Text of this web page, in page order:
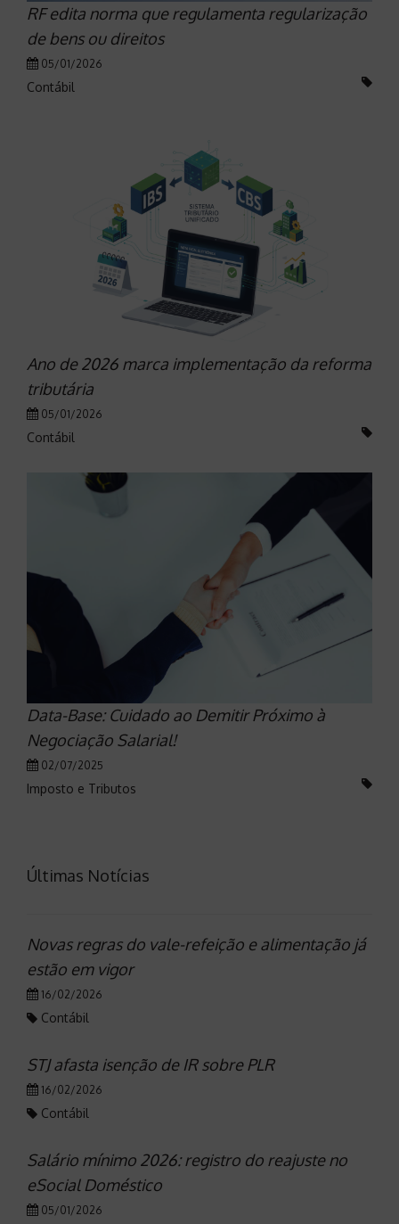
RF edita norma que regulamenta regularização
de bens ou direitos
05/01/2026
Contábil
Ano de 2026 marca implementação da reforma
tributária
05/01/2026
Contábil
Data-Base: Cuidado ao Demitir Próximo à
Negociação Salarial!
02/07/2025
Imposto e Tributos
Últimas Notícias
Novas regras do vale-refeição e alimentação já
estão em vigor
16/02/2026
Contábil
STJ afasta isenção de IR sobre PLR
16/02/2026
Contábil
Salário mínimo 2026: registro do reajuste no
eSocial Doméstico
05/01/2026